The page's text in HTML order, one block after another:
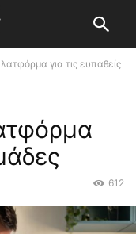
για τις ευπαθείς
612